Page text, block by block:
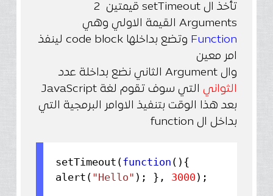
تأخذ ال setTimeout قيمتين 2
Arguments القيمة الاولي وهي
Function
وتضع بداخلها code block لينفذ
امر معين
وال Argument الثاني نضع بداخلة عدد
الثواني
التي سوف تقوم لغة JavaScript
بعد هذا الوقت بتنفيذ الاوامر البرمجية التي
بداخل ال function
setTimeout(function (){
alert( "Hello" ); }, 3000);